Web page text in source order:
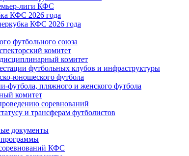
лиги КФС
КФС 2026 года
КФС 2026 года
футбольного союза
комитет
комитет
футбольных клубов и инфраструктуры
юношеского футбола
футбола, пляжного и женского футбола
комитет
соревнований
и трансферам футболистов
документы
КФС